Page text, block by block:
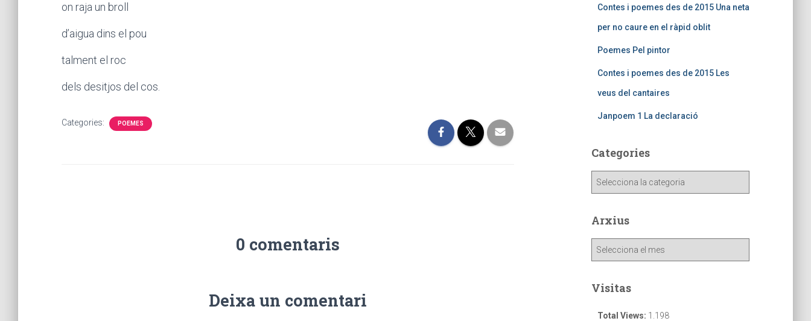
on raja un broll
d’aigua dins el pou
talment el roc
dels desitjos del cos.
Categories: POEMES
0 comentaris
Deixa un comentari
Contes i poemes des de 2015 Una neta
per no caure en el ràpid oblit
Poemes Pel pintor
Contes i poemes des de 2015 Les
veus del cantaires
Janpoem 1 La declaració
Categories
Arxius
Visitas
Total Views: 1.198